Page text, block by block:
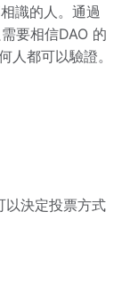
識的人。通過
要相信DAO 的
人都可以驗證。
以決定投票方式